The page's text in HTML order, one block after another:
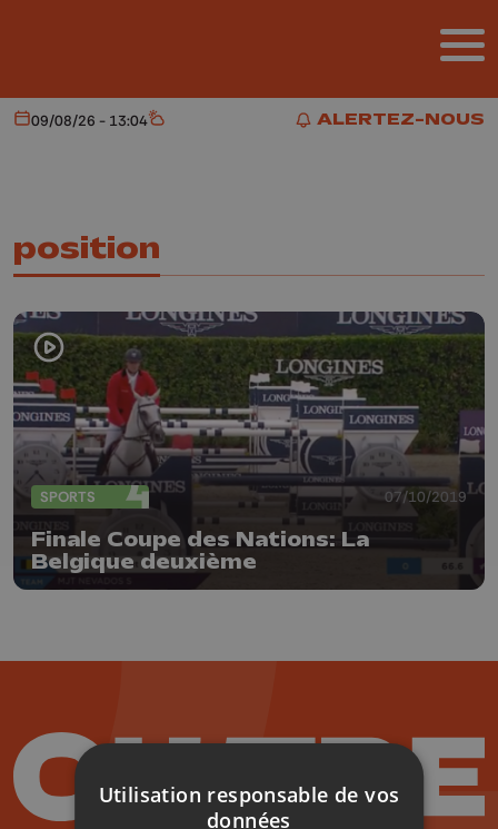
ALERTEZ-NOUS
ALERTEZ-NOUS
Aujourd'hui
09/08/26 - 13:04 Météo
position
SPORTS 07/10/2019
Finale Coupe des Nations: La
Belgique deuxième
Utilisation responsable de vos
données